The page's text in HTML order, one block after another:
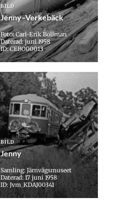
BILD
Jenny–Verkebäck
Foto: Carl-Erik Bollman
Daterad: juni 1958
ID: CEBO00013
BILD
Jenny
Samling: Järnvägsmuseet
Daterad: 17 juni 1958
ID: Jvm_KDAJ00341